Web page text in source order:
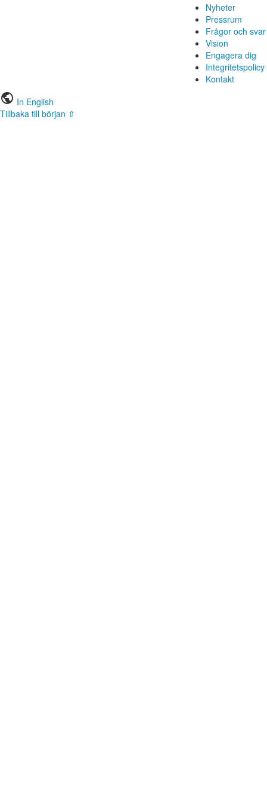
Nyheter
Pressrum
Frågor och svar
Vision
Engagera dig
Integritetspolicy
Kontakt
public In English
Tillbaka till början ⇧